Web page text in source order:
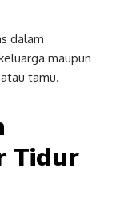
dalam
maupun
tamu.
Tidur